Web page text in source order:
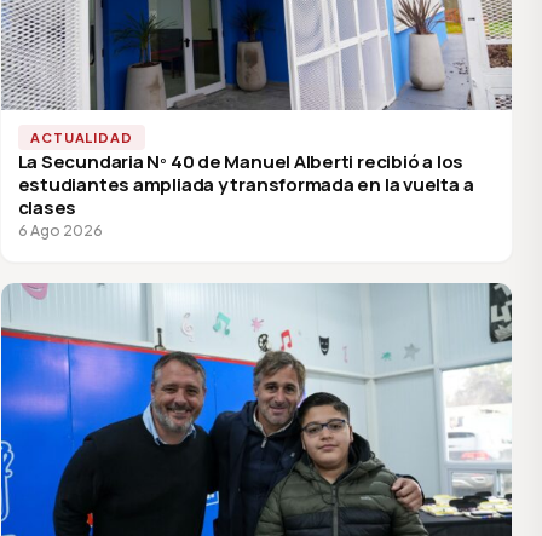
ACTUALIDAD
La Secundaria Nº 40 de Manuel Alberti recibió a los
estudiantes ampliada y transformada en la vuelta a
clases
6 Ago 2026